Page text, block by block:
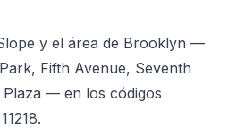
y el área de Brooklyn —
Fifth Avenue, Seventh
— en los códigos